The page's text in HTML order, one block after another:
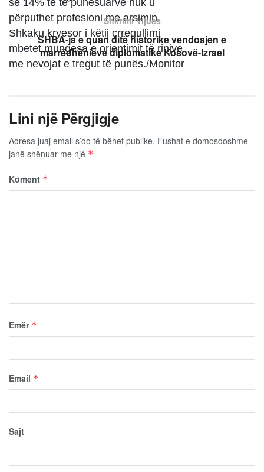
përputhet profesioni me arsimin.
Shkaku kryesor i këtij çrregullimi
mbetet mungesa e orientimit të rinjve
me nevojat e tregut të punës./Monitor
Shkrimi Vijues
SHBA-ja e quan ditë historike vendosjen e
marrëdhënieve diplomatike Kosovë-Izrael
Lini një Përgjigje
Adresa juaj email s’do të bëhet publike. Fushat e domosdoshme
janë shënuar me një *
Koment *
Emër *
Email *
Sajt